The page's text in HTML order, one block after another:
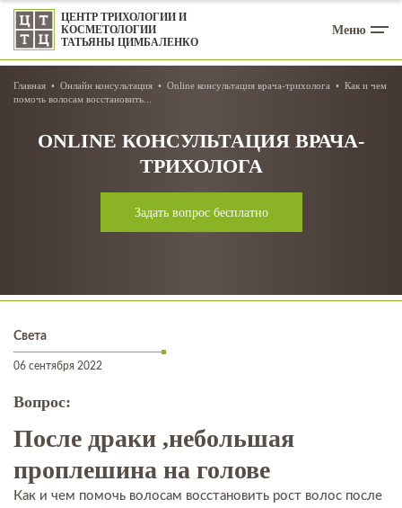
ЦЕНТР ТРИХОЛОГИИ И
КОСМЕТОЛОГИИ
ТАТЬЯНЫ ЦИМБАЛЕНКО
Меню
Главная Онлайн консультация Online консультация врача-трихолога
Как и чем
помочь волосам восстановить...
ONLINE КОНСУЛЬТАЦИЯ ВРАЧА-
ТРИХОЛОГА
Задать вопрос бесплатно
Света
06 сентября 2022
Вопрос:
После драки ,небольшая
проплешина на голове
Как и чем помочь волосам восстановить рост волос после